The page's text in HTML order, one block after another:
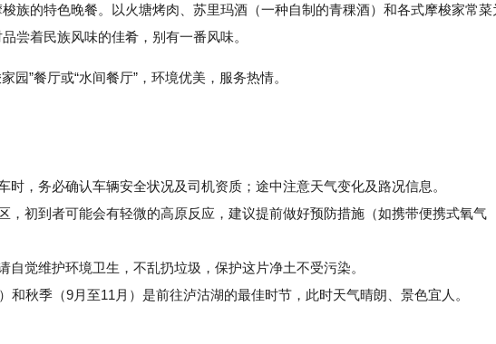
族的特色晚餐。以火塘烤肉、苏里玛酒（一种自制的青稞酒）和各式摩梭家常菜
尝着民族风味的佳肴，别有一番风味。
园”餐厅或“水间餐厅”，环境优美，服务热情。
时，务必确认车辆安全状况及司机资质；途中注意天气变化及路况信息。
初到者可能会有轻微的高原反应，建议提前做好预防措施（如携带便携式氧气
觉维护环境卫生，不乱扔垃圾，保护这片净土不受污染。
秋季（9月至11月）是前往泸沽湖的最佳时节，此时天气晴朗、景色宜人。